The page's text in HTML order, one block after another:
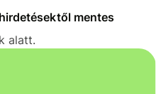
mentes
alatt.